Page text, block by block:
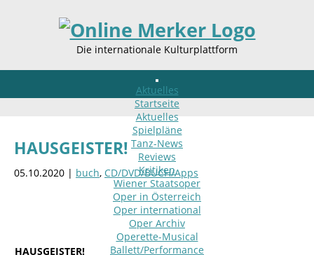
Die internationale Kulturplattform
Aktuelles
Startseite
Aktuelles
Spielpläne
Tanz-News
Reviews
Kritiken
Wiener Staatsoper
Oper in Österreich
Oper international
Oper Archiv
Operette-Musical
Ballett/Performance
HAUSGEISTER!
05.10.2020 | buch, CD/DVD/BUCH/Apps
HAUSGEISTER!